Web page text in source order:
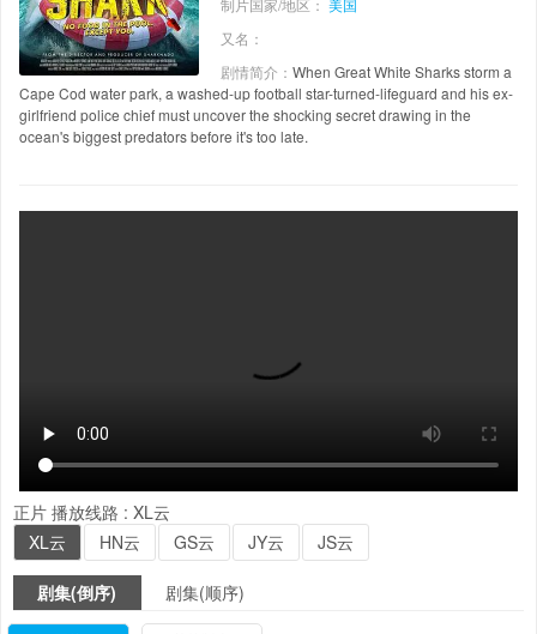
制片国家/地区： 美国
又名：
剧情简介： When Great White Sharks storm a
Cape Cod water park, a washed-up football star-turned-lifeguard and his ex-
girlfriend police chief must uncover the shocking secret drawing in the
ocean's biggest predators before it's too late.
正片 播放线路 : XL云
XL云
HN云 GS云 JY云 JS云
剧集(倒序) 剧集(顺序)